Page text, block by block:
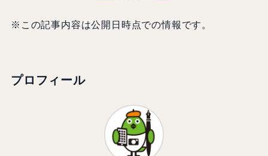
※この記事内容は公開日時点での情報です。
プロフィール